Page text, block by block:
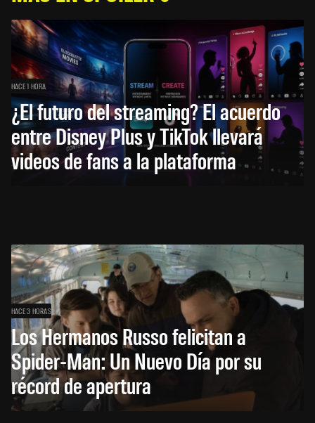
HACE 1 HORA
¿El futuro del streaming? El acuerdo
entre Disney Plus y TikTok llevará
videos de fans a la plataforma
HACE 3 HORAS
Los Hermanos Russo felicitan a
Spider-Man: Un Nuevo Día por su
récord de apertura